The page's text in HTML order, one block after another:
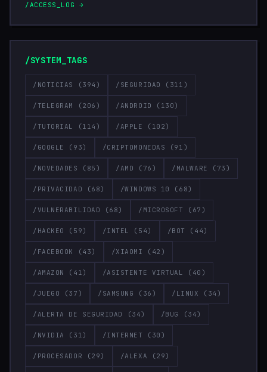
/ACCESS_LOG →
/SYSTEM_TAGS
/NOTICIAS (394) /SEGURIDAD (311)
/TELEGRAM (206) /ANDROID (130)
/TUTORIAL (114) /APPLE (102)
/GOOGLE (93) /CRIPTOMONEDAS (91)
/NOVEDADES (85) /AMD (76) /MALWARE (73)
/PRIVACIDAD (68) /WINDOWS 10 (68)
/VULNERABILIDAD (68) /MICROSOFT (67)
/HACKEO (59) /INTEL (54) /BOT (44)
/FACEBOOK (43) /XIAOMI (42)
/AMAZON (41) /ASISTENTE VIRTUAL (40)
/JUEGO (37) /SAMSUNG (36) /LINUX (34)
/ALERTA DE SEGURIDAD (34) /BUG (34)
/NVIDIA (31) /INTERNET (30)
/PROCESADOR (29) /ALEXA (29)